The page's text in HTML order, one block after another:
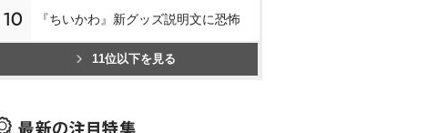
10 『ちいかわ』新グッズ説明文に恐怖
11位以下を見る